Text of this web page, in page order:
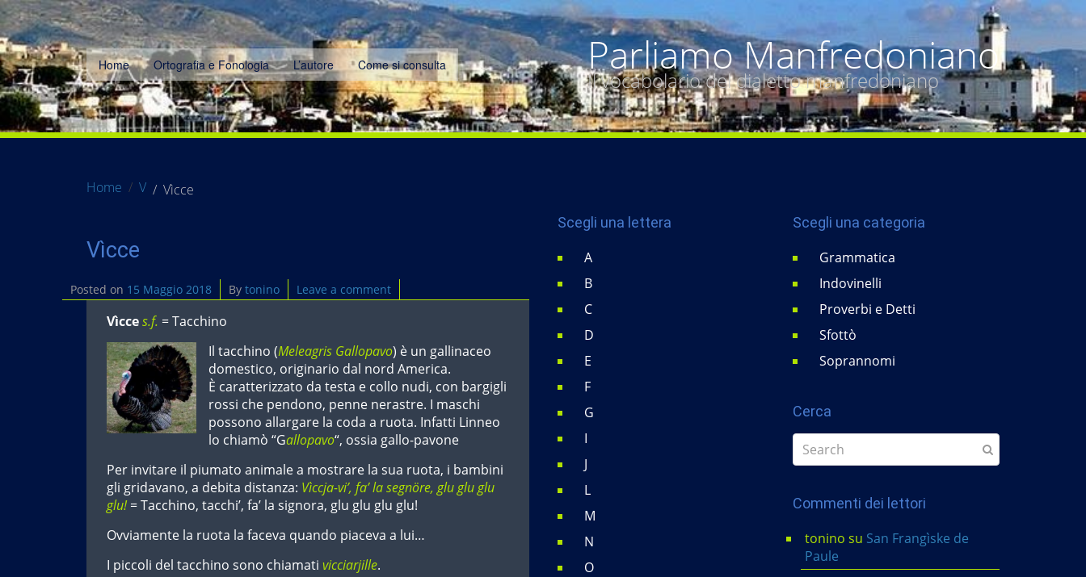
Parliamo Manfredoniano
Il vocabolario del dialetto manfredoniano
Home Ortografia e Fonologia L’autore Come si consulta
Home V Vìcce
Vìcce
Posted on 15 Maggio 2018 By tonino Leave a comment
Vìcces.f. = Tacchino
Il tacchino (Meleagris Gallopavo) è un gallinaceo
domestico, originario dal nord America.
È caratterizzato da testa e collo nudi, con bargigli
rossi che pendono, penne nerastre. I maschi
possono allargare la coda a ruota. Infatti Linneo
lo chiamò “Gallopavo“, ossia gallo-pavone
Per invitare il piumato animale a mostrare la sua ruota, i bambini
gli gridavano, a debita distanza: Vìccja-vi’, fa’ la segnöre, glu glu glu
glu!= Tacchino, tacchi’, fa’ la signora, glu glu glu glu!
Ovviamente la ruota la faceva quando piaceva a lui…
I piccoli del tacchino sono chiamati vicciarjille.
Scegli una lettera
A
B
C
D
E
F
G
I
J
L
M
N
O
Scegli una categoria
Grammatica
Indovinelli
Proverbi e Detti
Sfottò
Soprannomi
Cerca
Commenti dei lettori
tonino su San Frangìske de
Paule